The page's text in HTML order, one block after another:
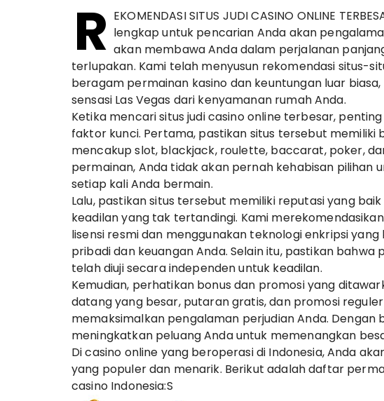
R EKOMENDASI SITUS JUDI CASINO ONLINE
lengkap untuk pencarian Anda akan
akan membawa Anda dalam perjalanan
terlupakan. Kami telah menyusun rekomendasi situs-
beragam permainan kasino dan keuntungan luar
sensasi Las Vegas dari kenyamanan rumah Anda.
Ketika mencari situs judi casino online terbesar,
faktor kunci. Pertama, pastikan situs tersebut memiliki
mencakup slot, blackjack, roulette, baccarat, poker,
permainan, Anda tidak akan pernah kehabisan pilihan
setiap kali Anda bermain.
Lalu, pastikan situs tersebut memiliki reputasi yang
keadilan yang tak tertandingi. Kami
lisensi resmi dan menggunakan teknologi enkripsi
pribadi dan keuangan Anda. Selain itu, pastikan
telah diuji secara independen untuk keadilan.
Kemudian, perhatikan bonus dan promosi yang
datang yang besar, putaran gratis, dan promosi
memaksimalkan pengalaman perjudian Anda. Dengan
meningkatkan peluang Anda untuk memenangkan
Di casino online yang beroperasi di Indonesia, Anda
yang populer dan menarik. Berikut adalah daftar
casino Indonesia:S